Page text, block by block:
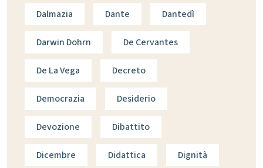
Dalmazia Dante Dantedì
Darwin Dohrn De Cervantes
De La Vega Decreto
Democrazia Desiderio
Devozione Dibattito
Dicembre Didattica Dignità